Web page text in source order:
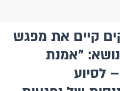
קיים את מפגש
"אמנת
לסיוע